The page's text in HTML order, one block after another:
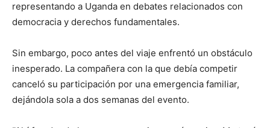
representando a Uganda en debates relacionados con
democracia y derechos fundamentales.
Sin embargo, poco antes del viaje enfrentó un obstáculo
inesperado. La compañera con la que debía competir
canceló su participación por una emergencia familiar,
dejándola sola a dos semanas del evento.